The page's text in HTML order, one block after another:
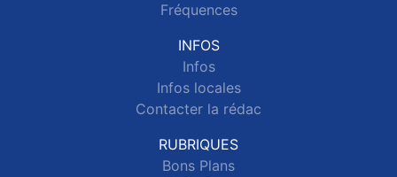
Fréquences
INFOS
Infos
Infos locales
Contacter la rédac
RUBRIQUES
Bons Plans